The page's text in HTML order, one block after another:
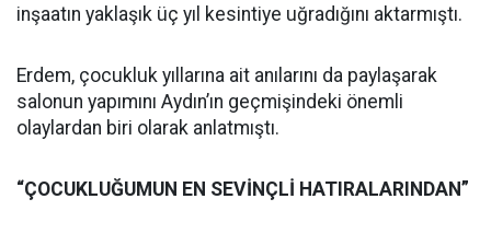
inşaatın yaklaşık üç yıl kesintiye uğradığını aktarmıştı.
Erdem, çocukluk yıllarına ait anılarını da paylaşarak
salonun yapımını Aydın’ın geçmişindeki önemli
olaylardan biri olarak anlatmıştı.
“ÇOCUKLUĞUMUN EN SEVİNÇLİ HATIRALARINDAN”